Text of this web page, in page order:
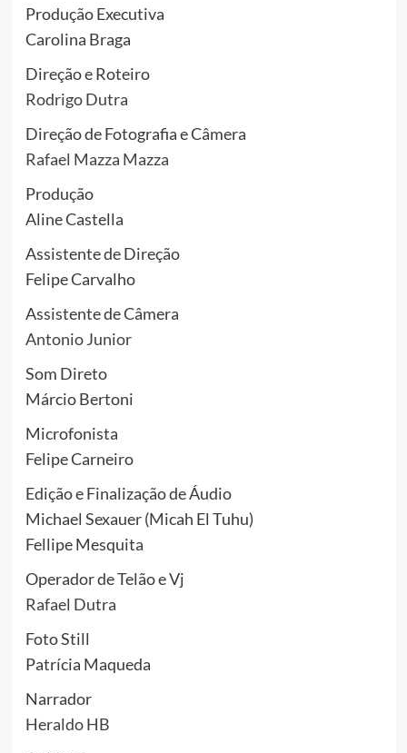
Produção Executiva
Carolina Braga
Direção e Roteiro
Rodrigo Dutra
Direção de Fotografia e Câmera
Rafael Mazza Mazza
Produção
Aline Castella
Assistente de Direção
Felipe Carvalho
Assistente de Câmera
Antonio Junior
Som Direto
Márcio Bertoni
Microfonista
Felipe Carneiro
Edição e Finalização de Áudio
Michael Sexauer (Micah El Tuhu)
Fellipe Mesquita
Operador de Telão e Vj
Rafael Dutra
Foto Still
Patrícia Maqueda
Narrador
Heraldo HB